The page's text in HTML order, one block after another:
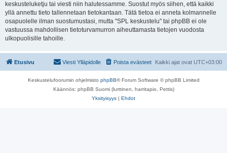
keskusteluketju tai viesti niin halutessamme. Suostut myös siihen, että kaikki
yllä annettu tieto tallennetaan tietokantaan. Tätä tietoa ei anneta kolmannelle
osapuolelle ilman suostumustasi, mutta "SPL keskustelu" tai phpBB ei ole
vastuussa mahdollisen tietoturvamurron aiheuttamasta tietojen vuodosta
ulkopuolisille tahoille.
Etusivu Kaikki ajat ovat UTC+03:00
Poista evästeet
Viesti Ylläpidolle
Keskustelufoorumin ohjelmisto phpBB® Forum Software © phpBB Limited
Käännös: phpBB Suomi (lurttinen, harritapio, Pettis)
Yksityisyys | Ehdot